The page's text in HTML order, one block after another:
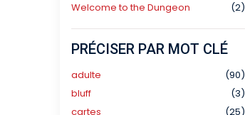
Welcome to the Dungeon
(2)
PRÉCISER PAR MOT CLÉ
adulte
(90)
bluff
(3)
cartes
(25)